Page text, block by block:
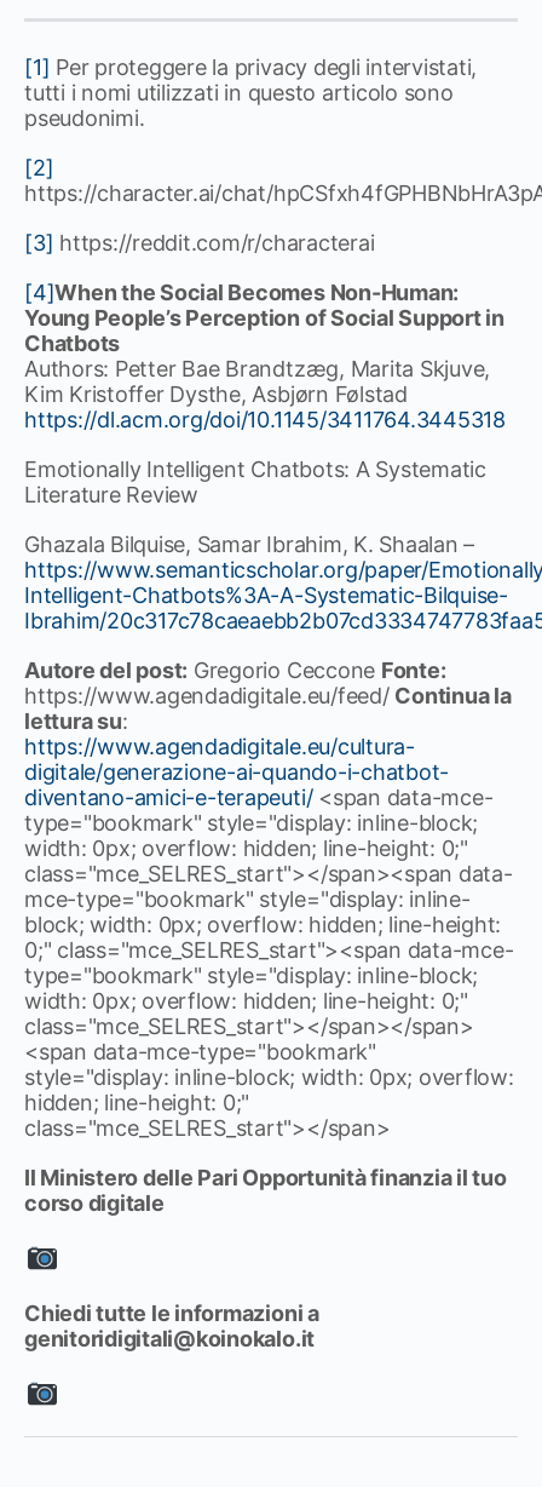
[1] Per proteggere la privacy degli intervistati,
tutti i nomi utilizzati in questo articolo sono
pseudonimi.
[2]
https://character.ai/chat/
[3] https://reddit.com/r/characterai
[4]When the Social Becomes Non-Human:
Young People’s Perception of Social Support in
Chatbots
Authors: Petter Bae Brandtzæg, Marita Skjuve,
Kim Kristoffer Dysthe, Asbjørn Følstad
https://dl.acm.org/doi/10.1145/3411764.3445318
Emotionally Intelligent Chatbots: A Systematic
Literature Review
Ghazala Bilquise, Samar Ibrahim, K. Shaalan –
https://www.semanticscholar.org/paper/
Intelligent-Chatbots%3A-A-Systematic-Bilquise-
Ibrahim/
Autore del post: Gregorio Ceccone Fonte:
https://www.agendadigitale.eu/feed/ Continua la
lettura su:
https://www.agendadigitale.eu/cultura-
digitale/generazione-ai-quando-i-chatbot-
diventano-amici-e-terapeuti/<span data-mce-
type="bookmark" style="display: inline-block;
width: 0px; overflow: hidden; line-height: 0;"
class="mce_SELRES_start"> </span><span data-
mce-type="bookmark" style="display: inline-
block; width: 0px; overflow: hidden; line-height:
0;" class="mce_SELRES_start"><span data-mce-
type="bookmark" style="display: inline-block;
width: 0px; overflow: hidden; line-height: 0;"
class="mce_SELRES_start"> </span> </span>
<span data-mce-type="bookmark"
style="display: inline-block; width: 0px; overflow:
hidden; line-height: 0;"
class="mce_SELRES_start"> </span>
Il Ministero delle Pari Opportunità finanzia il tuo
corso digitale
Chiedi tutte le informazioni a
genitoridigitali@koinokalo.it